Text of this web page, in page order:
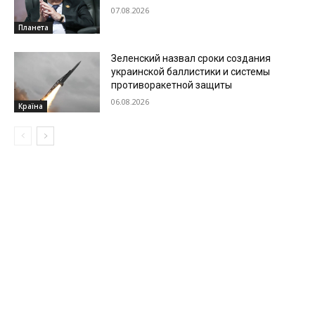
Планета
07.08.2026
Країна
Зеленский назвал сроки создания
украинской баллистики и системы
противоракетной защиты
06.08.2026